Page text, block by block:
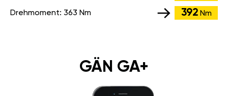
Drehmoment: 363 Nm 392 Nm
GÄN GA+